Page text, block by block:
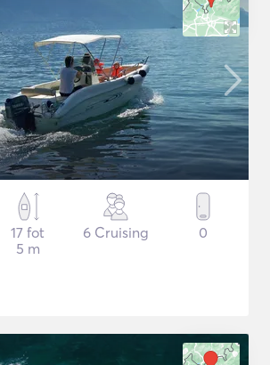
17 fot
5 m
6 Cruising 0